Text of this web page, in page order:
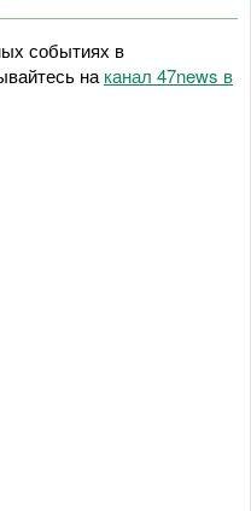
событиях в
на канал 47news в